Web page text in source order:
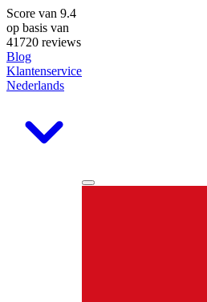
Score van 9.4
op basis van
41720 reviews
Blog
Klantenservice
Nederlands